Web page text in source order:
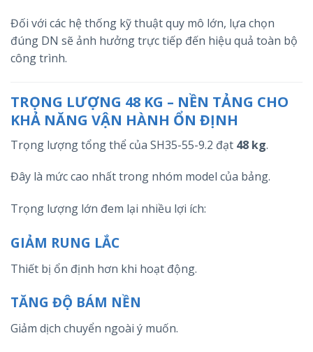
Đối với các hệ thống kỹ thuật quy mô lớn, lựa chọn
đúng DN sẽ ảnh hưởng trực tiếp đến hiệu quả toàn bộ
công trình.
TRỌNG LƯỢNG 48 KG – NỀN TẢNG CHO
KHẢ NĂNG VẬN HÀNH ỔN ĐỊNH
Trọng lượng tổng thể của SH35-55-9.2 đạt 48 kg.
Đây là mức cao nhất trong nhóm model của bảng.
Trọng lượng lớn đem lại nhiều lợi ích:
GIẢM RUNG LẮC
Thiết bị ổn định hơn khi hoạt động.
TĂNG ĐỘ BÁM NỀN
Giảm dịch chuyển ngoài ý muốn.